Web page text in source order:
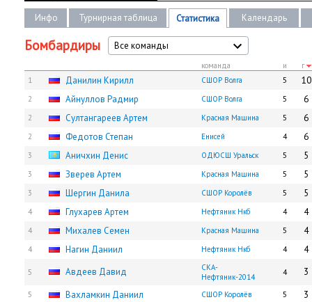
Инфо Турнирная таблица Статистика Календарь
Бомбардиры Все команды
команда и
г
1
Данилин Кирилл СШОР Волга 5 10
2 Айнуллов Радмир СШОР Волга 5 6
2 Султангареев Артем Красная Машина 5 6
2 Федотов Степан Енисей 4 6
3 Аничхин Денис ОДЮСШ Уральск 5 5
3 Зверев Артем Красная Машина 5 5
3 Шергин Данила СШОР Королёв 5 5
4 Глухарев Артем Нефтяник Нкб 4 4
4 Михалев Семен Красная Машина 5 4
4 Нагин Даниил Нефтяник Нкб 4 4
5 Авдеев Давид
СКА-
Нефтяник-2014
4 3
5 Вахламкин Даниил СШОР Королёв 5 3